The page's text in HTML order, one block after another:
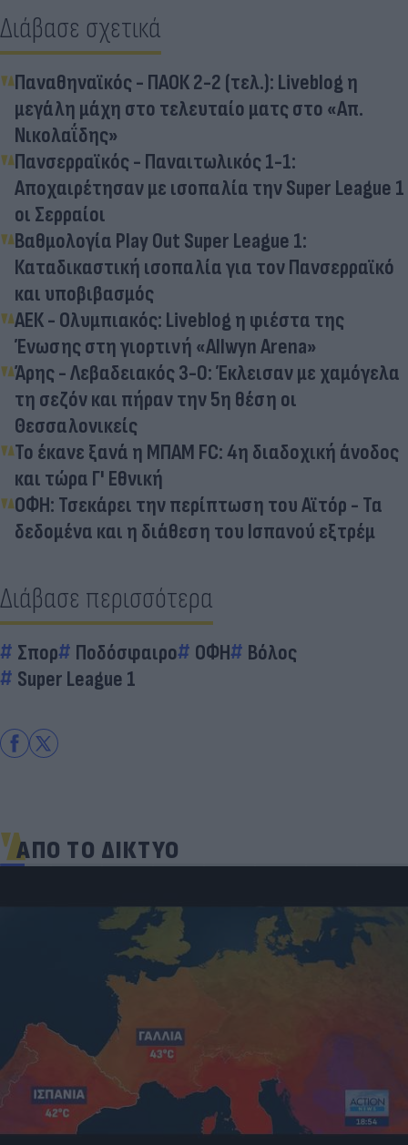
Διάβασε σχετικά
Παναθηναϊκός - ΠΑΟΚ 2-2 (τελ.): Liveblog η
μεγάλη μάχη στο τελευταίο ματς στο «Απ.
Νικολαΐδης»
Πανσερραϊκός - Παναιτωλικός 1-1:
Αποχαιρέτησαν με ισοπαλία την Super League 1
οι Σερραίοι
Βαθμολογία Play Out Super League 1:
Καταδικαστική ισοπαλία για τον Πανσερραϊκό
και υποβιβασμός
ΑΕΚ - Ολυμπιακός: Liveblog η φιέστα της
Ένωσης στη γιορτινή «Allwyn Arena»
Άρης - Λεβαδειακός 3-0: Έκλεισαν με χαμόγελα
τη σεζόν και πήραν την 5η θέση οι
Θεσσαλονικείς
Το έκανε ξανά η ΜΠΑΜ FC: 4η διαδοχική άνοδος
και τώρα Γ' Εθνική
ΟΦΗ: Τσεκάρει την περίπτωση του Αϊτόρ - Τα
δεδομένα και η διάθεση του Ισπανού εξτρέμ
Διάβασε περισσότερα
Σπορ Ποδόσφαιρο ΟΦΗ
Βόλος
Super League 1
ΑΠΟ ΤΟ ΔΙΚΤΥΟ